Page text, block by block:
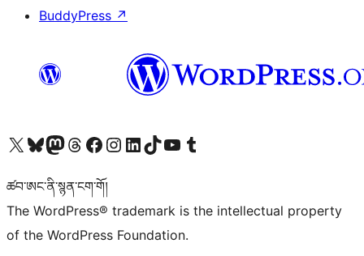
BuddyPress ↗
Visit our X (formerly Twitter) account
Visit our Bluesky account
Visit our Mastodon account
Visit our Threads account
Visit our Facebook page
Visit our Instagram account
Visit our LinkedIn account
Visit our TikTok account
Visit our YouTube channel
Visit our Tumblr account
ཚབ་ཨང་ནི་སྙན་ངག་གོ།
The WordPress® trademark is the intellectual property
of the WordPress Foundation.